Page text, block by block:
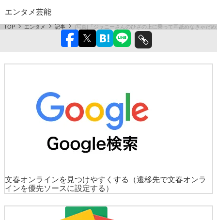
エンタメ芸能
TOP エンタメ 記事 [写真]「ジャニーさんのひざの上に乗って耳舐めなきゃだ
文春オンラインを見つけやすくする
（遷移先で文春オンラ
インを優先ソースに設定する）